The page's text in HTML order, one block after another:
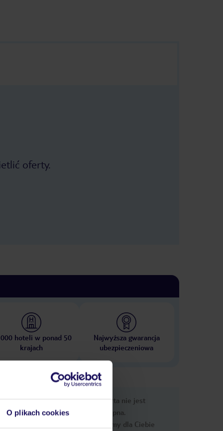
O plikach cookies
oferty.
hoteli w ponad 50
krajach
Najwyższa gwarancja
ubezpieczeniowa
Ups, ta oferta nie jest
dostępna.
Przygotowaliśmy dla Ciebie